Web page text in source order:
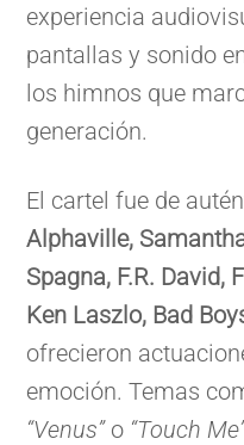
experiencia
pantallas y sonido
los himnos que
generación.
El cartel fue de
Alphaville,
Spagna, F.R. David,
Ken Laszlo, Bad
ofrecieron
emoción. Temas
“Venus”o “Touch